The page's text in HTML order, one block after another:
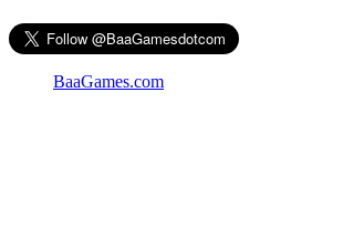
BaaGames.com